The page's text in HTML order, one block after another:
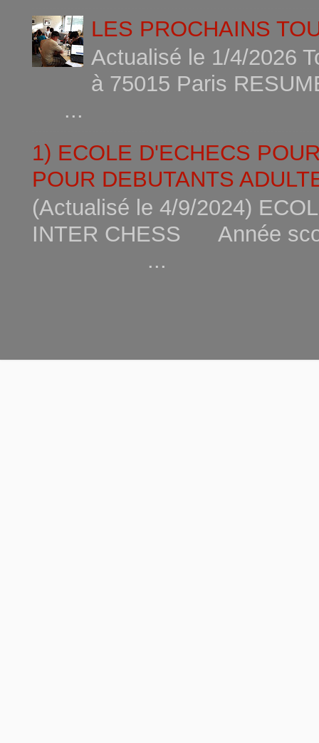
LES PROCHAINS
Actualisé le 1/4/2026
à 75015
...
1) ECOLE D'ECHECS
POUR DEBUTANTS
(Actualisé le 4/9/2024)
INTER CHESS Année
...